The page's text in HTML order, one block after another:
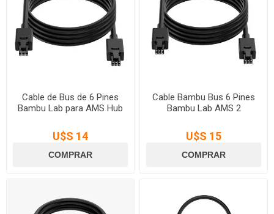
Cable de Bus de 6 Pines
Bambu Lab para AMS Hub
U$S 14
Cable Bambu Bus 6 Pines
Bambu Lab AMS 2
U$S 15